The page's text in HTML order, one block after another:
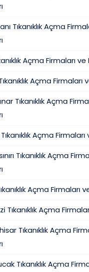
Tıkanıklık Açma
Açma Firmaları
Açma Firmaları
Tıkanıklık Açma
Açma Firmaları
Tıkanıklık Açma
Açma Firmaları
Tıkanıklık Açma
Tıkanıklık Açma
Tıkanıklık Açma